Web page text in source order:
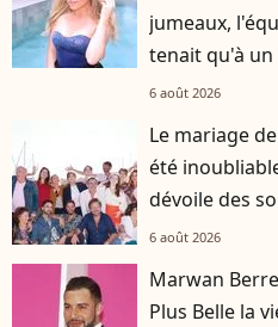
jumeaux,
tenait qu'à un
6 août 2026
Le mariage
été
dévoile des
6 août 2026
Marwan
Plus Belle la